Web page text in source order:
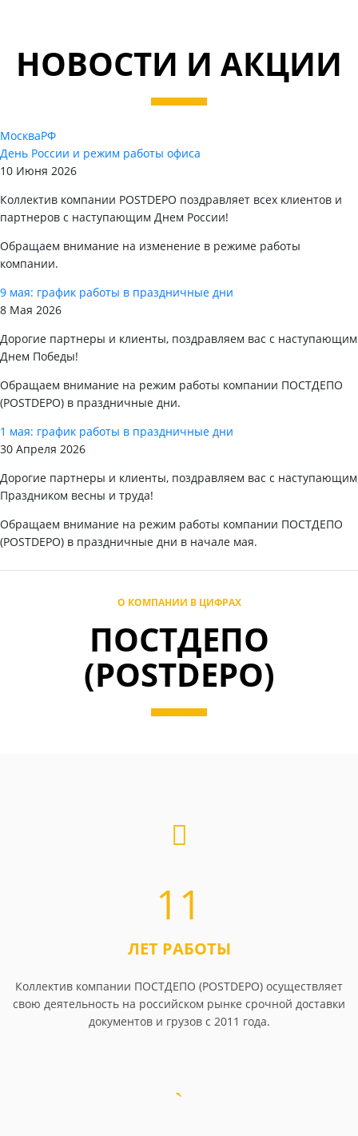
НОВОСТИ И АКЦИИ
МоскваРФ
День России и режим работы офиса
10 Июня 2026
Коллектив компании POSTDEPO поздравляет всех клиентов и
партнеров с наступающим Днем России!
Обращаем внимание на изменение в режиме работы
компании.
9 мая: график работы в праздничные дни
8 Мая 2026
Дорогие партнеры и клиенты, поздравляем вас с наступающим
Днем Победы!
Обращаем внимание на режим работы компании ПОСТДЕПО
(POSTDEPO) в праздничные дни.
1 мая: график работы в праздничные дни
30 Апреля 2026
Дорогие партнеры и клиенты, поздравляем вас с наступающим
Праздником весны и труда!
Обращаем внимание на режим работы компании ПОСТДЕПО
(POSTDEPO) в праздничные дни в начале мая.
О КОМПАНИИ В ЦИФРАХ
ПОСТДЕПО
(POSTDEPO)
11
ЛЕТ РАБОТЫ
Коллектив компании ПОСТДЕПО (POSTDEPO) осуществляет
свою деятельность на российском рынке срочной доставки
документов и грузов с 2011 года.